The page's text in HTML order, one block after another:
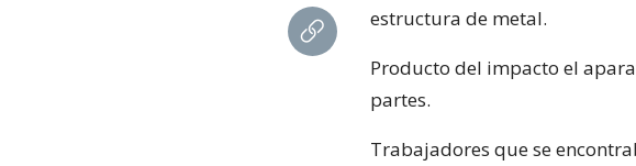
estructura de metal.
Producto del impacto el
partes.
Trabajadores que se